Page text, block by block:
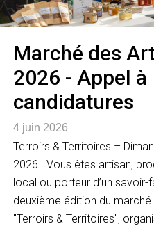
Marché des
2026 - Appel à
candidatures
4 juin 2026
Terroirs & Territoires –
2026 Vous êtes artisan,
local ou porteur d’un
deuxième édition du
"Terroirs & Territoires",